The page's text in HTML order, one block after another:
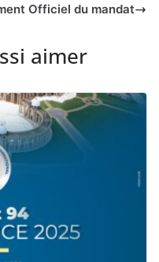
Officiel du mandat
aimer